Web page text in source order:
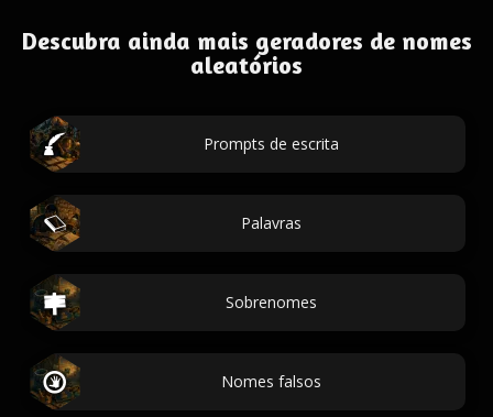
Descubra ainda mais geradores de nomes
aleatórios
Prompts de escrita
Palavras
Sobrenomes
Nomes falsos